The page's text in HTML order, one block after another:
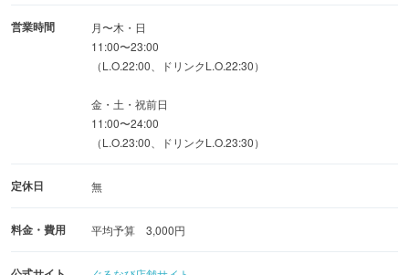
■開放的な店内に注目！
2名から4名のテーブル席や最大65名様までOKな個室も！
加熱式たばこOK席あり◎
営業時間
月〜木・日
11:00〜23:00
（L.O.22:00、ドリンクL.O.22:30）
金・土・祝前日
11:00〜24:00
（L.O.23:00、ドリンクL.O.23:30）
定休日 無
料金・費用 平均予算 3,000円